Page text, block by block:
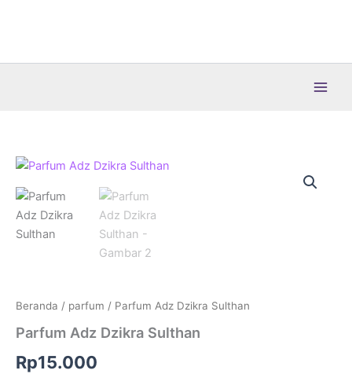
Beranda / parfum / Parfum Adz Dzikra Sulthan
Parfum Adz Dzikra Sulthan
Rp15.000